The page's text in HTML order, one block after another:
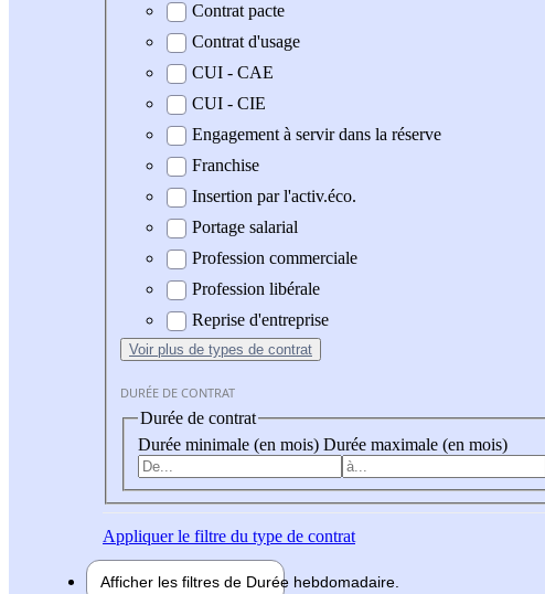
Contrat pacte
Contrat d'usage
CUI - CAE
CUI - CIE
Engagement à servir dans la réserve
Franchise
Insertion par l'activ.éco.
Portage salarial
Profession commerciale
Profession libérale
Reprise d'entreprise
Voir plus de types de contrat
DURÉE DE CONTRAT
Durée de contrat
Durée minimale (en mois) Durée maximale (en mois)
Appliquerle filtre du type de contrat
Afficher les filtres de Durée hebdomadaire